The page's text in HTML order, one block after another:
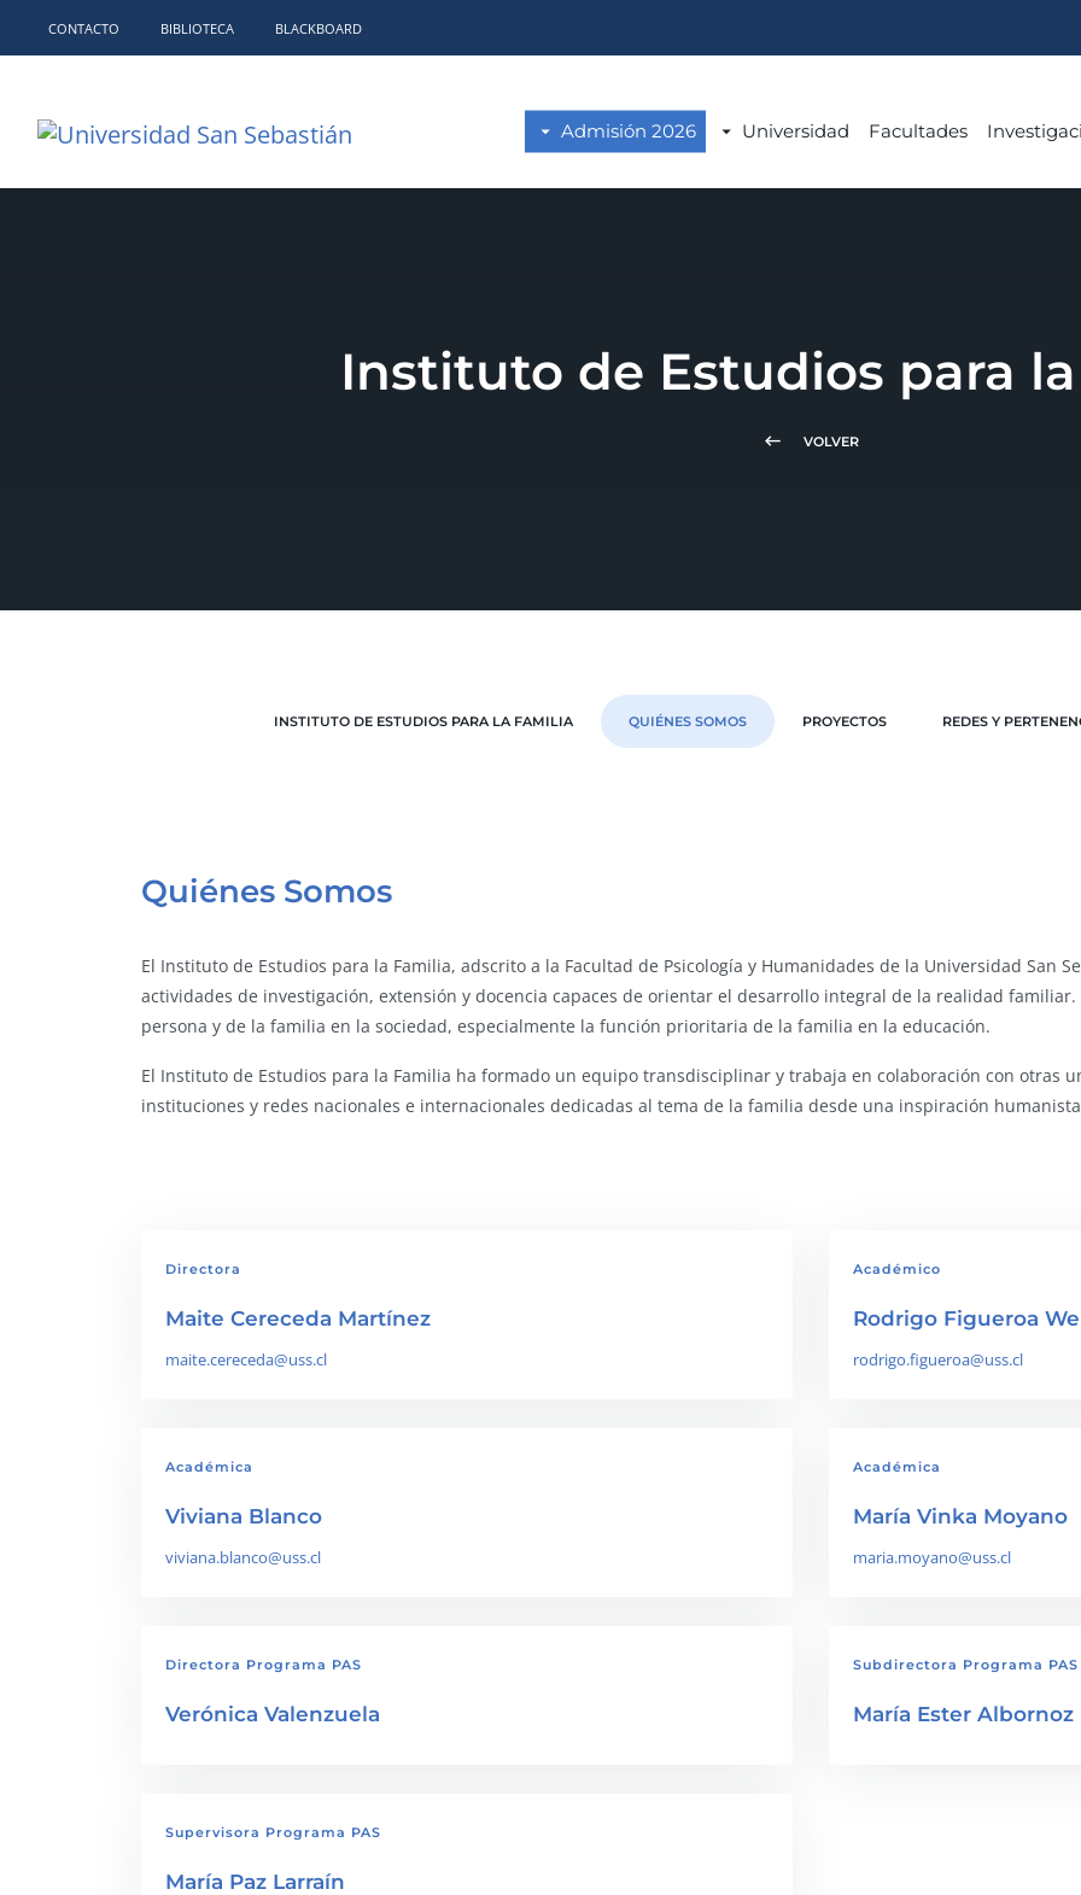
CONTACTO BIBLIOTECA BLACKBOARD
Admisión 2026 Universidad Facultades
Instituto de Estudios para
keyboard_backspace VOLVER
INSTITUTO DE ESTUDIOS PARA LA FAMILIA QUIÉNES SOMOS PROYECTOS REDES Y
Quiénes Somos
El Instituto de Estudios para la Familia, adscrito a la Facultad de Psicología y Humanidades de la Universidad San
actividades de investigación, extensión y docencia capaces de orientar el desarrollo integral de la realidad
persona y de la familia en la sociedad, especialmente la función prioritaria de la familia en la educación.
El Instituto de Estudios para la Familia ha formado un equipo transdisciplinar y trabaja en colaboración con otras
instituciones y redes nacionales e internacionales dedicadas al tema de la familia desde una inspiración
Directora
Maite Cereceda Martínez
maite.cereceda@uss.cl
Académico
Rodrigo Figueroa
rodrigo.figueroa@uss.cl
Académica
Viviana Blanco
viviana.blanco@uss.cl
Académica
María Vinka Moyano
maria.moyano@uss.cl
Directora Programa PAS
Verónica Valenzuela
Subdirectora Programa PAS
María Ester Albornoz
Supervisora Programa PAS
María Paz Larraín